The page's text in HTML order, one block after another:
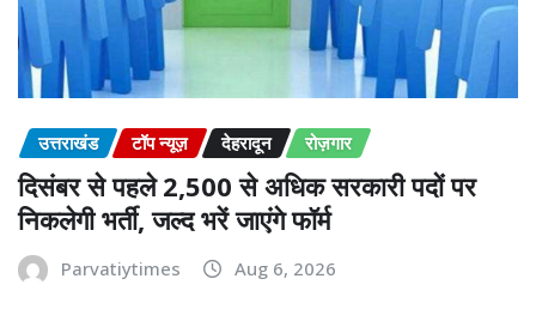
उत्तराखंड टॉप न्यूज़ देहरादून रोज़गार
दिसंबर से पहले 2,500 से अधिक सरकारी पदों पर
निकलेगी भर्ती, जल्द भरें जाएंगे फॉर्म
Parvatiytimes Aug 6, 2026